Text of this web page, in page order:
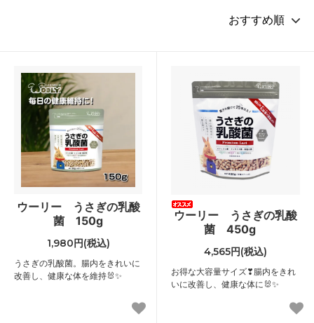
ウーリー うさぎの乳酸
菌 150g
1,980円(税込)
うさぎの乳酸菌。腸内をきれいに
改善し、健康な体を維持🐰✨
ウーリー うさぎの乳酸
菌 450g
4,565円(税込)
お得な大容量サイズ❣腸内をきれ
いに改善し、健康な体に🐰✨